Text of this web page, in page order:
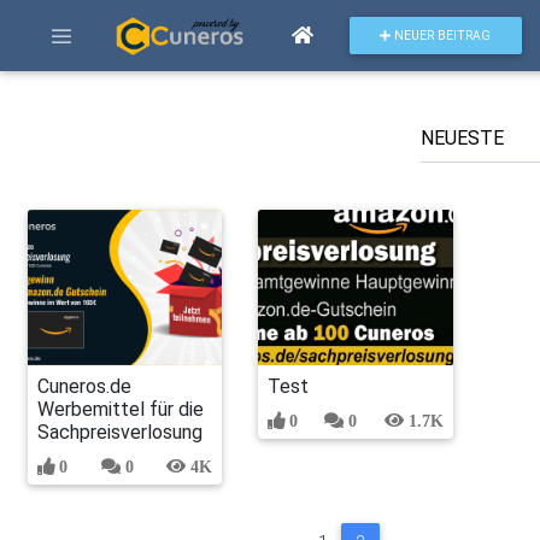
NEUER BEITRAG
Cuneros.de
Werbemittel für die
Sachpreisverlosung
0 0 4K
Test
0 0 1.7K